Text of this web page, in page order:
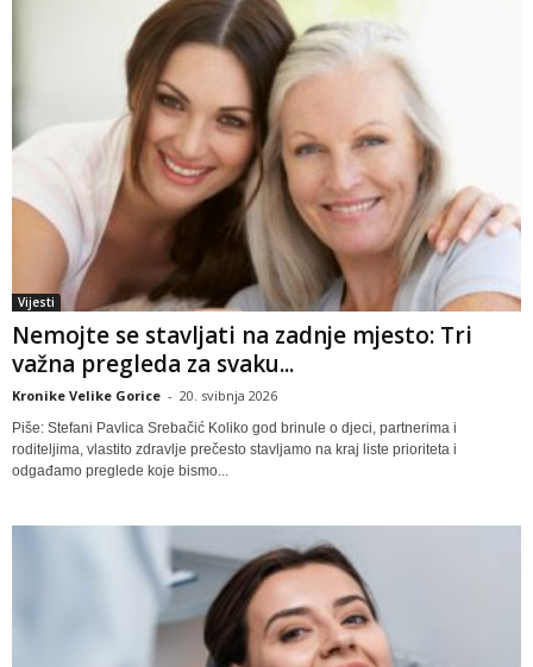
Vijesti
Nemojte se stavljati na zadnje mjesto: Tri
važna pregleda za svaku...
Kronike Velike Gorice - 20. svibnja 2026
Piše: Stefani Pavlica Srebačić Koliko god brinule o djeci, partnerima i
roditeljima, vlastito zdravlje prečesto stavljamo na kraj liste prioriteta i
odgađamo preglede koje bismo...